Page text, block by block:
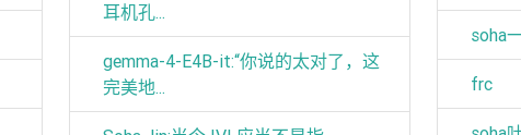
耳机孔...
gemma-4-E4B-it:“你说的太对了，这
完美地...
soha
frc